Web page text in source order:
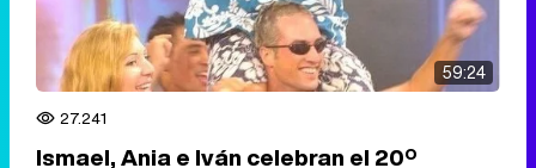
59:24
27.241
Ismael, Ania e Iván celebran el 20º